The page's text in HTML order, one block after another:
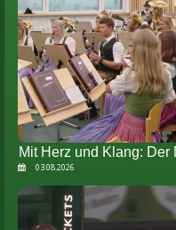
Mit Herz und Klang: Der
03.08.2026